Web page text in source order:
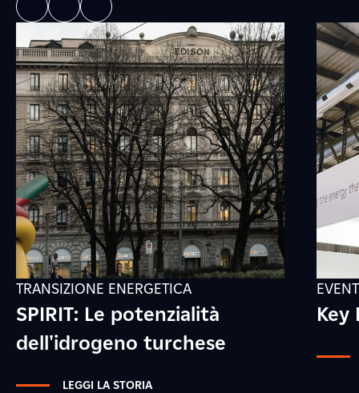
TRANSIZIONE ENERGETICA
SPIRIT: Le potenzialità
dell'idrogeno turchese
LEGGI LA STORIA
Key